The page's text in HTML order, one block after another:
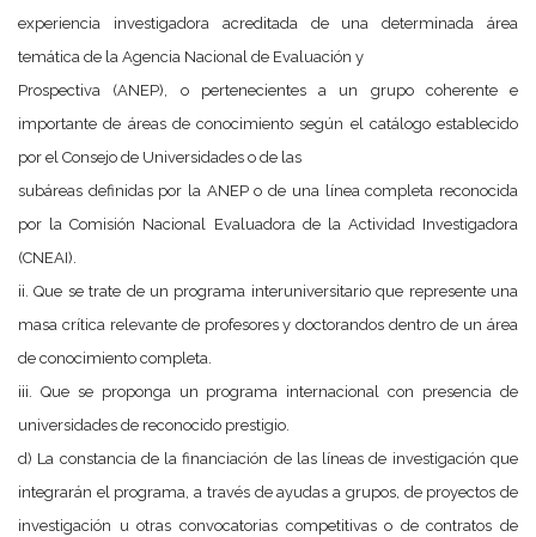
experiencia investigadora acreditada de una determinada área
temática de la Agencia Nacional de Evaluación y
Prospectiva (ANEP), o pertenecientes a un grupo coherente e
importante de áreas de conocimiento según el catálogo establecido
por el Consejo de Universidades o de las
subáreas definidas por la ANEP o de una línea completa reconocida
por la Comisión Nacional Evaluadora de la Actividad Investigadora
(CNEAI).
ii. Que se trate de un programa interuniversitario que represente una
masa crítica relevante de profesores y doctorandos dentro de un área
de conocimiento completa.
iii. Que se proponga un programa internacional con presencia de
universidades de reconocido prestigio.
d) La constancia de la financiación de las líneas de investigación que
integrarán el programa, a través de ayudas a grupos, de proyectos de
investigación u otras convocatorias competitivas o de contratos de